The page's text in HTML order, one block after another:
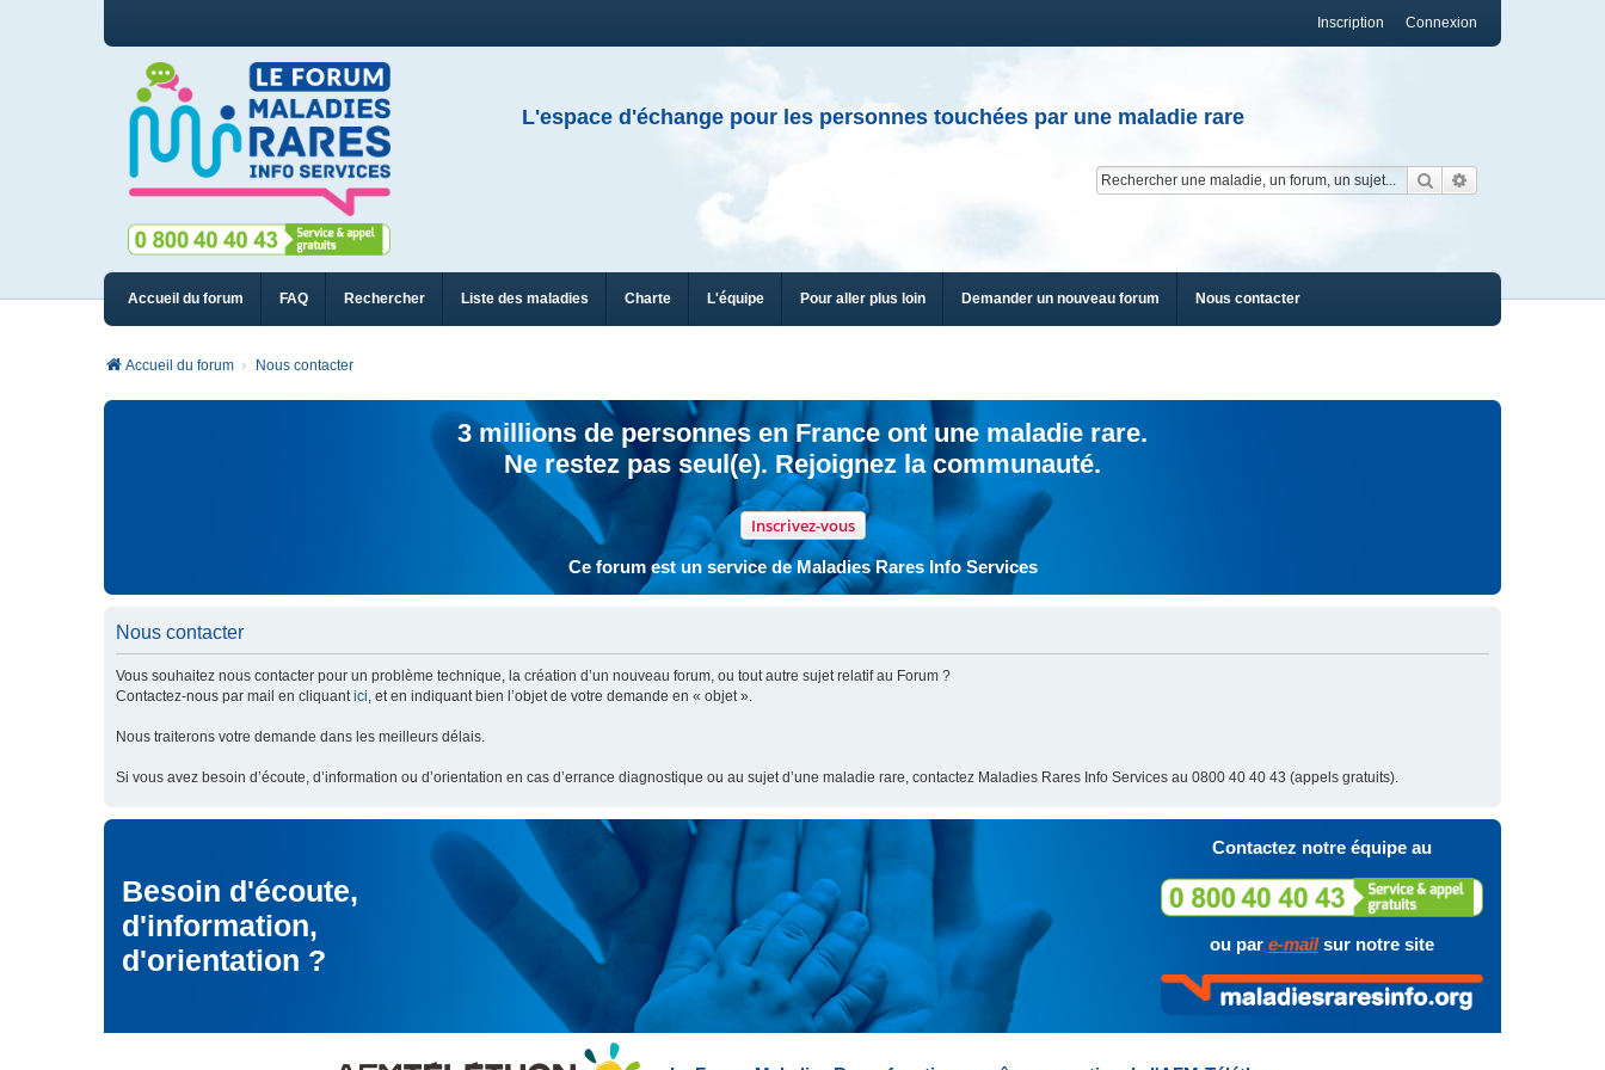
Connexion
Inscription
L'espace d'échange pour les personnes touchées par une maladie rare
Rechercher
Accueil du forum FAQ Rechercher Liste des maladies Charte L'équipe Pour aller plus loin Demander un nouveau forum Nous contacter
Accueil du forum Nous contacter
3 millions de personnes en France ont une maladie rare.
Ne restez pas seul(e). Rejoignez la communauté.
Inscrivez-vous
Ce forum est un service de Maladies Rares Info Services
Nous contacter
Vous souhaitez nous contacter pour un problème technique, la création d’un nouveau forum, ou tout autre sujet relatif au Forum ?
Contactez-nous par mail en cliquantici, et en indiquant bien l’objet de votre demande en « objet ».
Nous traiterons votre demande dans les meilleurs délais.
Si vous avez besoin d’écoute, d’information ou d’orientation en cas d’errance diagnostique ou au sujet d’une maladie rare, contactez Maladies Rares Info Services au 0800 40 40 43 (appels gratuits).
Besoin d'écoute,
d'information,
d'orientation ?
Contactez notre équipe au
ou par e-mailsur notre site